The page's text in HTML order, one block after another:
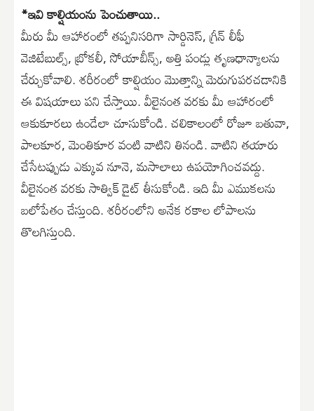
*ఇవి కాల్షియంను పెంచుతాయి..
మీరు మీ ఆహారంలో తప్పనిసరిగా సార్డినెస్, గ్రీన్ లీఫీ
వెజిటేబుల్స్, బ్రోకలీ, సోయాబీన్స్, అత్తి పండ్లు తృణధాన్యాలను
చేర్చుకోవాలి. శరీరంలో కాల్షియం మొత్తాన్ని మెరుగుపరచడానికి
ఈ విషయాలు పని చేస్తాయి. వీలైనంత వరకు మీ ఆహారంలో
ఆకుకూరలు ఉండేలా చూసుకోండి. చలికాలంలో రోజూ బతువా,
పాలకూర, మెంతికూర వంటి వాటిని తినండి. వాటిని తయారు
చేసేటప్పుడు ఎక్కువ నూనె, మసాలాలు ఉపయోగించవద్దు.
వీలైనంత వరకు సాత్విక్ డైట్ తీసుకోండి. ఇది మీ ఎముకలను
బలోపేతం చేస్తుంది. శరీరంలోని అనేక రకాల లోపాలను
తొలగిస్తుంది.